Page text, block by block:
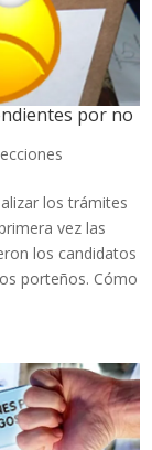
por no
los trámites
vez las
los candidatos
porteños. Cómo